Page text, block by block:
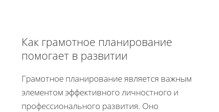
Как грамотное планирование
помогает в развитии
Грамотное планирование является важным
элементом эффективного личностного и
профессионального развития. Оно